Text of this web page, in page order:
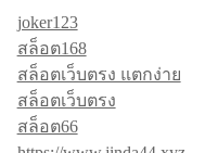
joker123
สล็อต168
สล็อตเว็บตรง แตกง่าย
สล็อตเว็บตรง
สล็อต66